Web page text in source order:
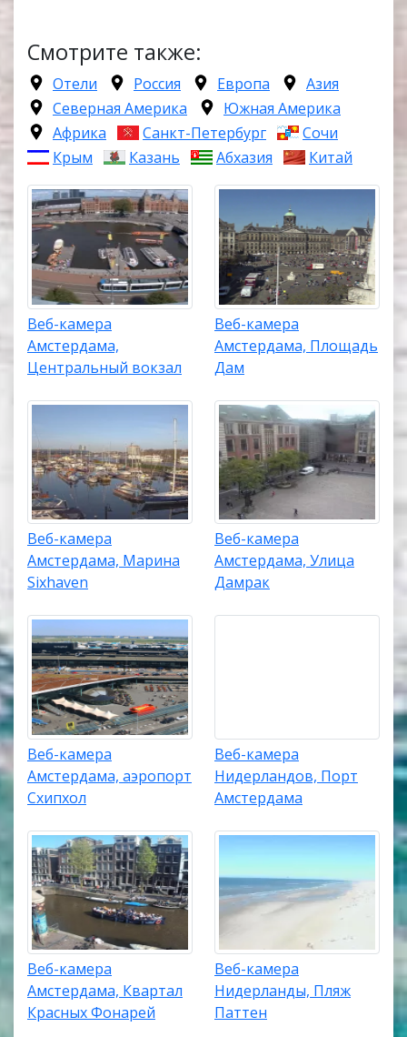
Смотрите также:
Отели Россия Европа
Азия
Северная Америка
Южная Америка
Африка
Санкт-Петербург
Сочи
Крым
Казань Абхазия Китай
Веб-камера
Амстердама,
Центральный вокзал
Веб-камера
Амстердама, Площадь
Дам
Веб-камера
Амстердама, Марина
Sixhaven
Веб-камера
Амстердама, Улица
Дамрак
Веб-камера
Амстердама, аэропорт
Схипхол
Веб-камера
Нидерландов, Порт
Амстердама
Веб-камера
Амстердама, Квартал
Красных Фонарей
Веб-камера
Нидерланды, Пляж
Паттен